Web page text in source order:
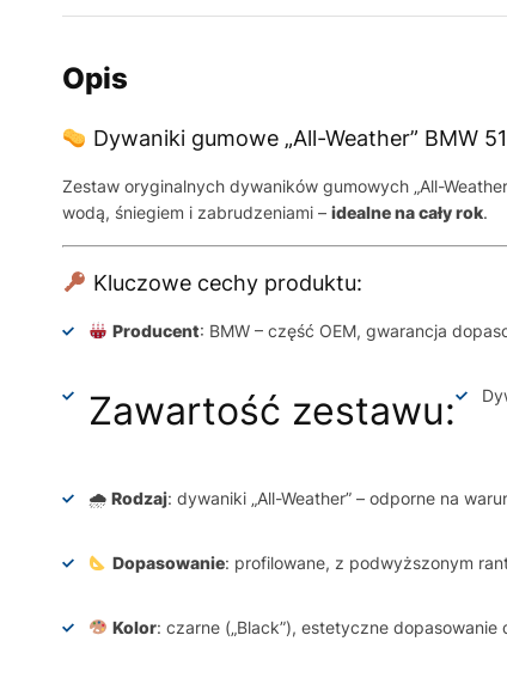
Opis
Dywaniki gumowe „All-Weather” BMW
Zestaw oryginalnych dywaników gumowych „All-
wodą, śniegiem i zabrudzeniami – idealne na cały rok.
Kluczowe cechy produktu:
Producent: BMW – część OEM, gwarancja
Zawartość zestawu:
🌧 Rodzaj: dywaniki „All-Weather” – odporne na
Dopasowanie: profilowane, z podwyższonym
Kolor: czarne („Black”), estetyczne dopasowanie